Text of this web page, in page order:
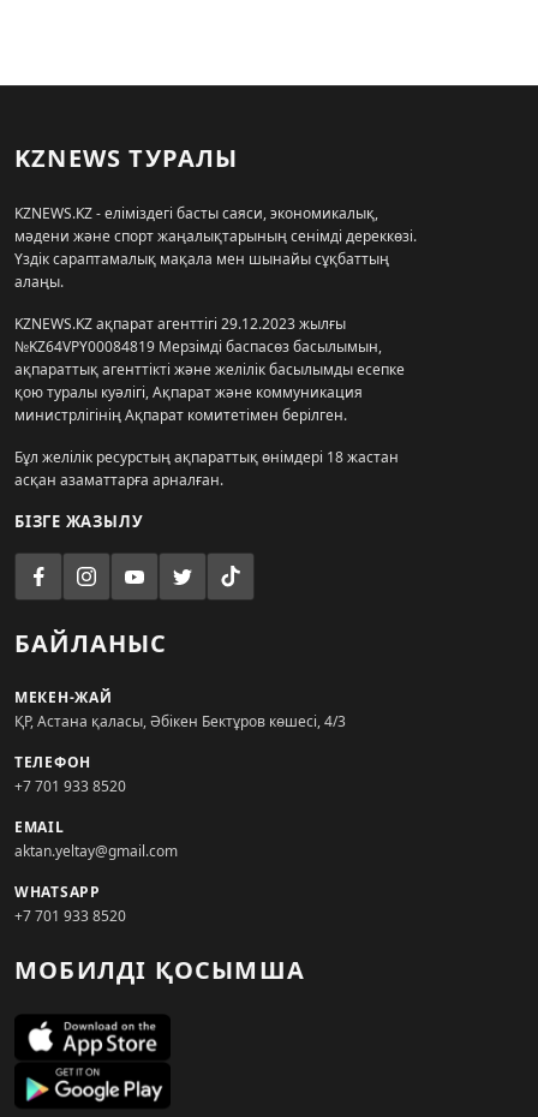
KZNEWS ТУРАЛЫ
KZNEWS.KZ - еліміздегі басты саяси, экономикалық,
мәдени және спорт жаңалықтарының сенімді дереккөзі.
Үздік сараптамалық мақала мен шынайы сұқбаттың
алаңы.
KZNEWS.KZ ақпарат агенттігі 29.12.2023 жылғы
№KZ64VPY00084819 Мерзімді баспасөз басылымын,
ақпараттық агенттікті және желілік басылымды есепке
қою туралы куәлігі, Ақпарат және коммуникация
министрлігінің Ақпарат комитетімен берілген.
Бұл желілік ресурстың ақпараттық өнімдері 18 жастан
асқан азаматтарға арналған.
БІЗГЕ ЖАЗЫЛУ
БАЙЛАНЫС
МЕКЕН-ЖАЙ
ҚР, Астана қаласы, Әбікен Бектұров көшесі, 4/3
ТЕЛЕФОН
+7 701 933 8520
EMAIL
aktan.yeltay@gmail.com
WHATSAPP
+7 701 933 8520
МОБИЛДІ ҚОСЫМША